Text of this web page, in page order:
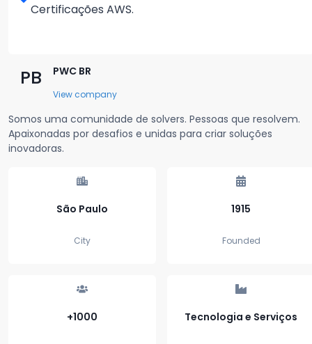
Certificações AWS.
PB PWC BR
View company
Somos uma comunidade de solvers. Pessoas que resolvem.
Apaixonadas por desafios e unidas para criar soluções
inovadoras.
São Paulo
City
1915
Founded
+1000 Tecnologia e Serviços